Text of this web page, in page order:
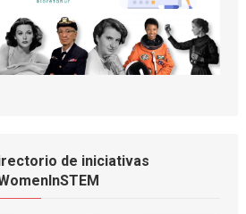
de iniciativas